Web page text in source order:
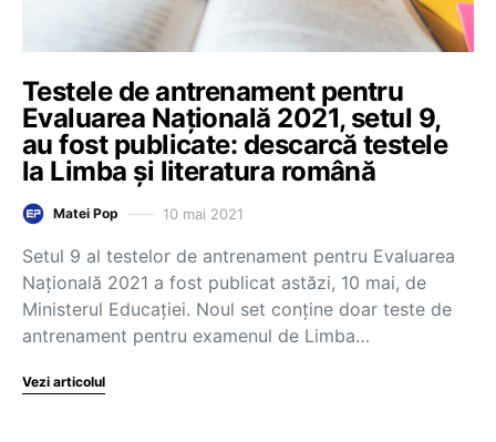
Testele de antrenament pentru
Evaluarea Națională 2021, setul 9,
au fost publicate: descarcă testele
la Limba și literatura română
Matei Pop 10 mai 2021
Setul 9 al testelor de antrenament pentru Evaluarea
Națională 2021 a fost publicat astăzi, 10 mai, de
Ministerul Educației. Noul set conține doar teste de
antrenament pentru examenul de Limba…
Vezi articolul